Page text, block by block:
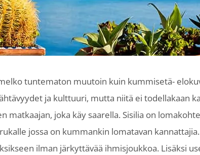
tuntematon muutoin kuin kummisetä-
ja kulttuuri, mutta niitä ei todellakaan
matkaajan, joka käy saarella. Sisilia on
jossa on kummankin lomatavan
ilman järkyttävää ihmisjoukkoa. Lisäksi